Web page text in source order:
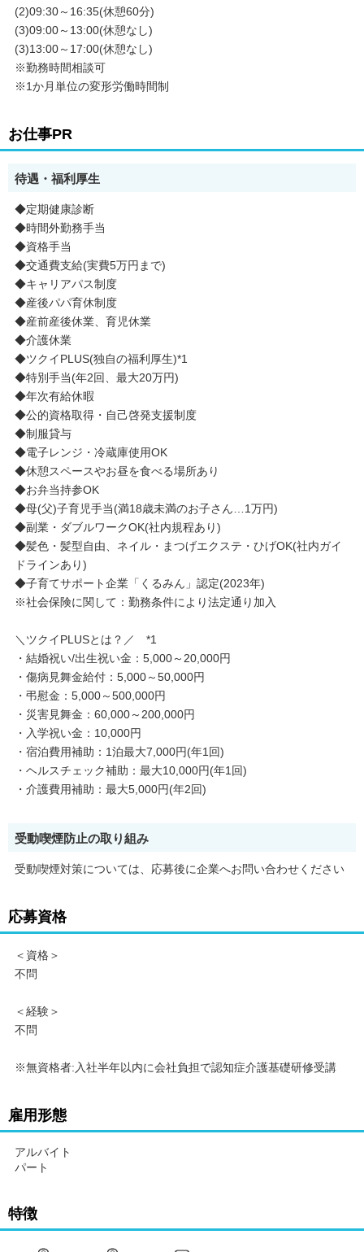
(2)09:30～16:35(休憩60分)
(3)09:00～13:00(休憩なし)
(3)13:00～17:00(休憩なし)
※勤務時間相談可
※1か月単位の変形労働時間制
お仕事PR
待遇・福利厚生
◆定期健康診断
◆時間外勤務手当
◆資格手当
◆交通費支給(実費5万円まで)
◆キャリアパス制度
◆産後パパ育休制度
◆産前産後休業、育児休業
◆介護休業
◆ツクイPLUS(独自の福利厚生)*1
◆特別手当(年2回、最大20万円)
◆年次有給休暇
◆公的資格取得・自己啓発支援制度
◆制服貸与
◆電子レンジ・冷蔵庫使用OK
◆休憩スペースやお昼を食べる場所あり
◆お弁当持参OK
◆母(父)子育児手当(満18歳未満のお子さん…1万円)
◆副業・ダブルワークOK(社内規程あり)
◆髪色・髪型自由、ネイル・まつげエクステ・ひげOK(社内ガイ
ドラインあり)
◆子育てサポート企業「くるみん」認定(2023年)
※社会保険に関して：勤務条件により法定通り加入
＼ツクイPLUSとは？／ *1
・結婚祝い/出生祝い金：5,000～20,000円
・傷病見舞金給付：5,000～50,000円
・弔慰金：5,000～500,000円
・災害見舞金：60,000～200,000円
・入学祝い金：10,000円
・宿泊費用補助：1泊最大7,000円(年1回)
・ヘルスチェック補助：最大10,000円(年1回)
・介護費用補助：最大5,000円(年2回)
受動喫煙防止の取り組み
受動喫煙対策については、応募後に企業へお問い合わせください
応募資格
＜資格＞
不問
＜経験＞
不問
※無資格者:入社半年以内に会社負担で認知症介護基礎研修受講
雇用形態
アルバイト
パート
特徴